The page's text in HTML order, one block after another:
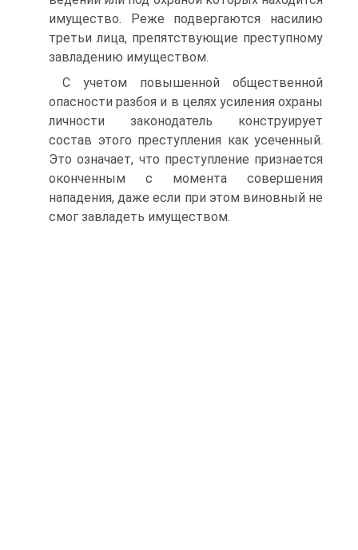
имущество. Реже подвергаются насилию
третьи лица, препятствующие преступному
завладению имуществом.
С учетом повышенной общественной
опасности разбоя и в целях усиления охраны
личности законодатель конструирует
состав этого преступления как усеченный.
Это означает, что преступление признается
оконченным с момента совершения
нападения, даже если при этом виновный не
смог завладеть имуществом.